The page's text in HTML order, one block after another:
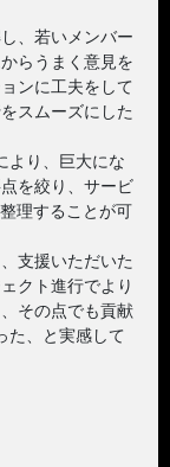
、若いメンバー
らうまく意見を
ンに工夫をして
スムーズにした
より、巨大にな
を絞り、サービ
理することが可
支援いただいた
クト進行でより
その点でも貢献
た、と実感して